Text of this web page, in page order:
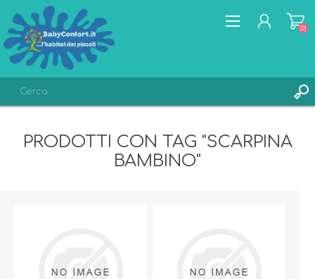
ACCESSO
(0)
(0)
PRODOTTI CON TAG "SCARPINA
BAMBINO"